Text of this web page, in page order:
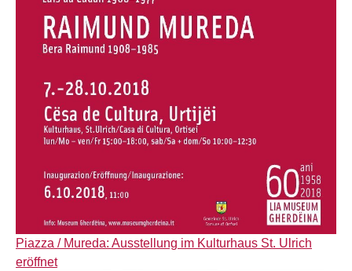
Piazza / Mureda: Ausstellung im Kulturhaus St. Ulrich
eröffnet